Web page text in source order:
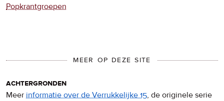
Popkrantgroepen
MEER OP DEZE SITE
achtergronden
Meer informatie over de Verrukkelijke 15, de originele serie